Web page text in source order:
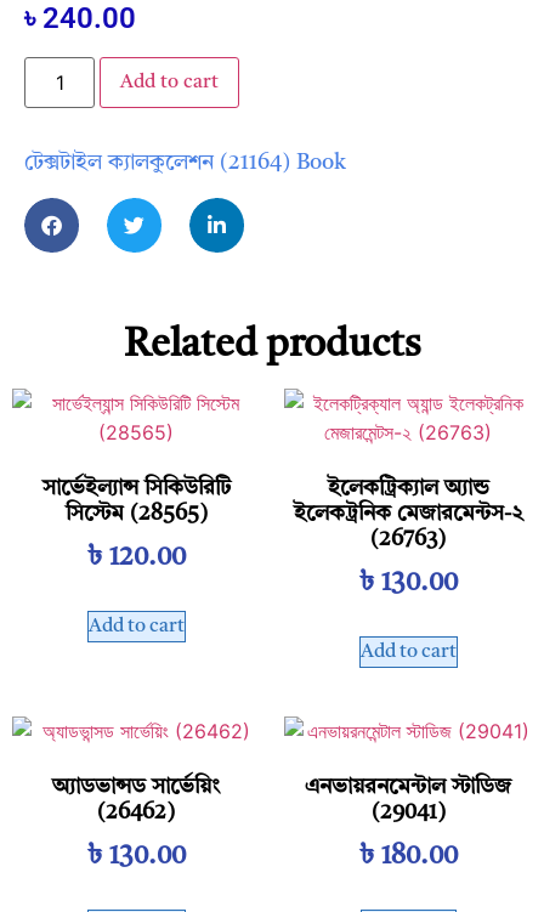
৳ 240.00
Add to cart
টেক্সটাইল ক্যালকুলেশন (21164) Book
Related products
সার্ভেইল্যান্স সিকিউরিটি
সিস্টেম (28565)
৳ 120.00
Add to cart
ইলেকট্রিক্যাল অ্যান্ড
ইলেকট্রনিক মেজারমেন্টস-২
(26763)
৳ 130.00
Add to cart
অ্যাডভান্সড সার্ভেয়িং
(26462)
৳ 130.00
এনভায়রনমেন্টাল স্টাডিজ
(29041)
৳ 180.00